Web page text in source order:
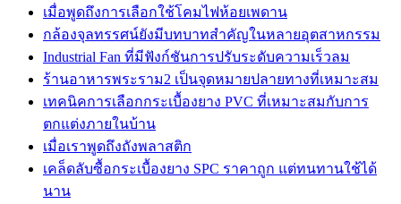
เมื่อพูดถึงการเลือกใช้โคมไฟห้อยเพดาน
กล้องจุลทรรศน์ยังมีบทบาทสำคัญในหลายอุตสาหกรรม
Industrial Fan ที่มีฟังก์ชันการปรับระดับความเร็วลม
ร้านอาหารพระราม2 เป็นจุดหมายปลายทางที่เหมาะสม
เทคนิคการเลือกกระเบื้องยาง PVC ที่เหมาะสมกับการ
ตกแต่งภายในบ้าน
เมื่อเราพูดถึงถังพลาสติก
เคล็ดลับซื้อกระเบื้องยาง SPC ราคาถูก แต่ทนทานใช้ได้
นาน